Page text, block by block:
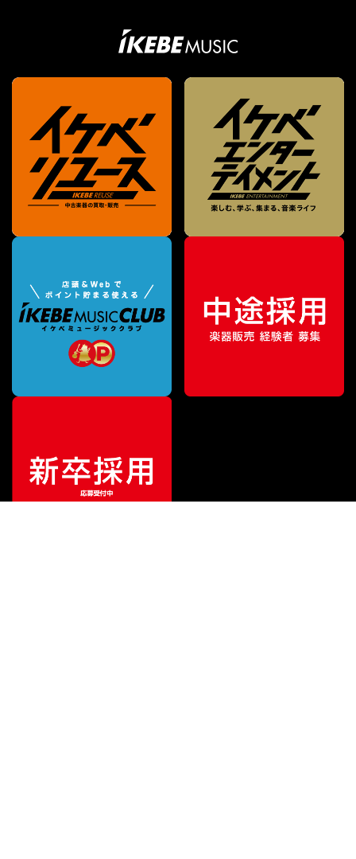
販売価格¥72,600（税込）